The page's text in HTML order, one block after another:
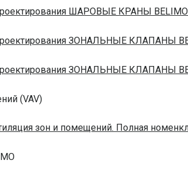
ШАРОВЫЕ КРАНЫ
ЗОНАЛЬНЫЕ КЛАПАНЫ
ЗОНАЛЬНЫЕ КЛАПАНЫ
(VAV)
зон и помещений. Полная